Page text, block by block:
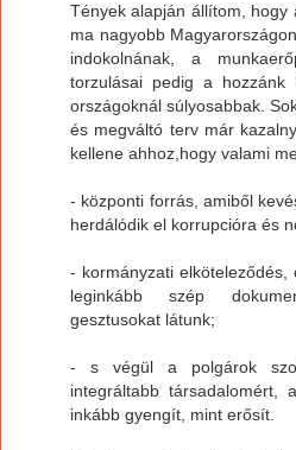
Tények alapján állítom, hogy
ma nagyobb
indokolnának, a
torzulásai pedig a hozzánk
országoknál súlyosabbak.
és megváltó terv már
kellene ahhoz,hogy valami
- központi forrás, amiből
herdálódik el korrupcióra és
- kormányzati
leginkább szép
gesztusokat látunk;
- s végül a polgárok
integráltabb társadalomért,
inkább gyengít, mint erősít.